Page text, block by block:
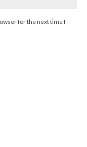
for the next time I